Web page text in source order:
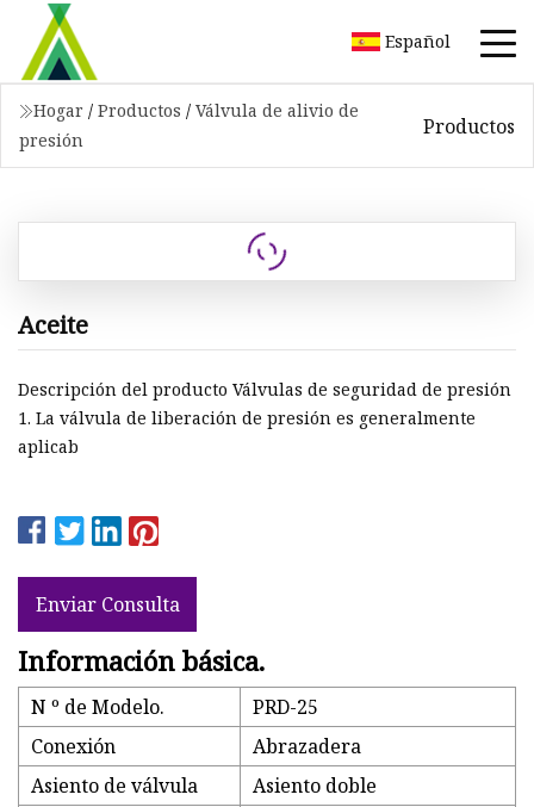
Español
Hogar / Productos / Válvula de alivio de
presión
Productos
Aceite
Descripción del producto Válvulas de seguridad de presión
1. La válvula de liberación de presión es generalmente
aplicab
Enviar Consulta
Información básica.
N º de Modelo.
PRD-25
Conexión
Abrazadera
Asiento de válvula
Asiento doble